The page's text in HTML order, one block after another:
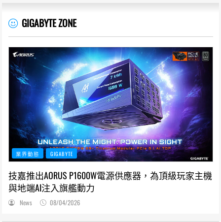
GIGABYTE ZONE
業界動態 GIGABYTE
技嘉推出AORUS P1600W電源供應器，為頂級玩家主機
與地端AI注入旗艦動力
News 08/04/2026